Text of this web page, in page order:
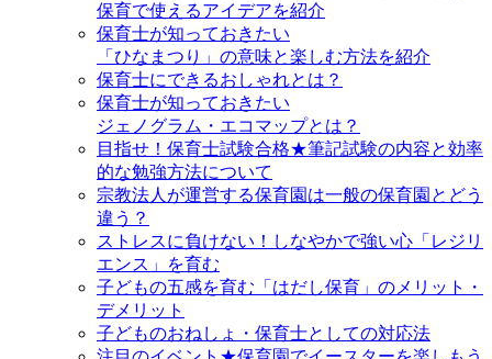
保育で使えるアイデアを紹介
保育士が知っておきたい
「ひなまつり」の意味と楽しむ方法を紹介
保育士にできるおしゃれとは？
保育士が知っておきたい
ジェノグラム・エコマップとは？
目指せ！保育士試験合格★筆記試験の内容と効率
的な勉強方法について
宗教法人が運営する保育園は一般の保育園とどう
違う？
ストレスに負けない！しなやかで強い心「レジリ
エンス」を育む
子どもの五感を育む「はだし保育」のメリット・
デメリット
子どものおねしょ・保育士としての対応法